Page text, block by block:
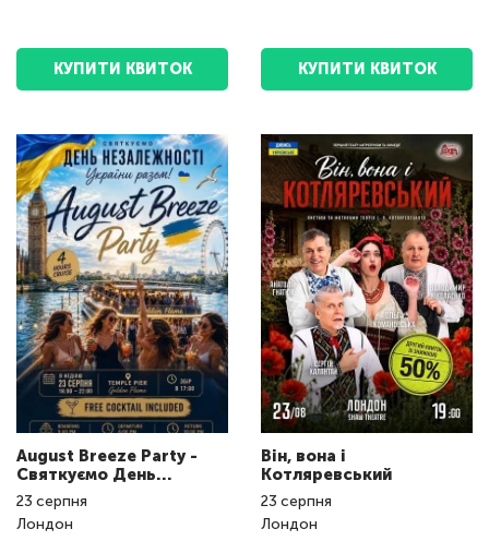
КУПИТИ КВИТОК КУПИТИ КВИТОК
August Breeze Party -
Святкуємо День
Незалежності України
разом!
23 серпня
Лондон
Він, вона і
Котляревський
23 серпня
Лондон